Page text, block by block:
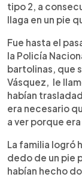
tipo 2, a
llaga en un pie
Fue hasta el
la Policía
bartolinas, que
Vásquez, le
habían
era necesario
a ver porque
La familia logró
dedo de un pie
habían hecho